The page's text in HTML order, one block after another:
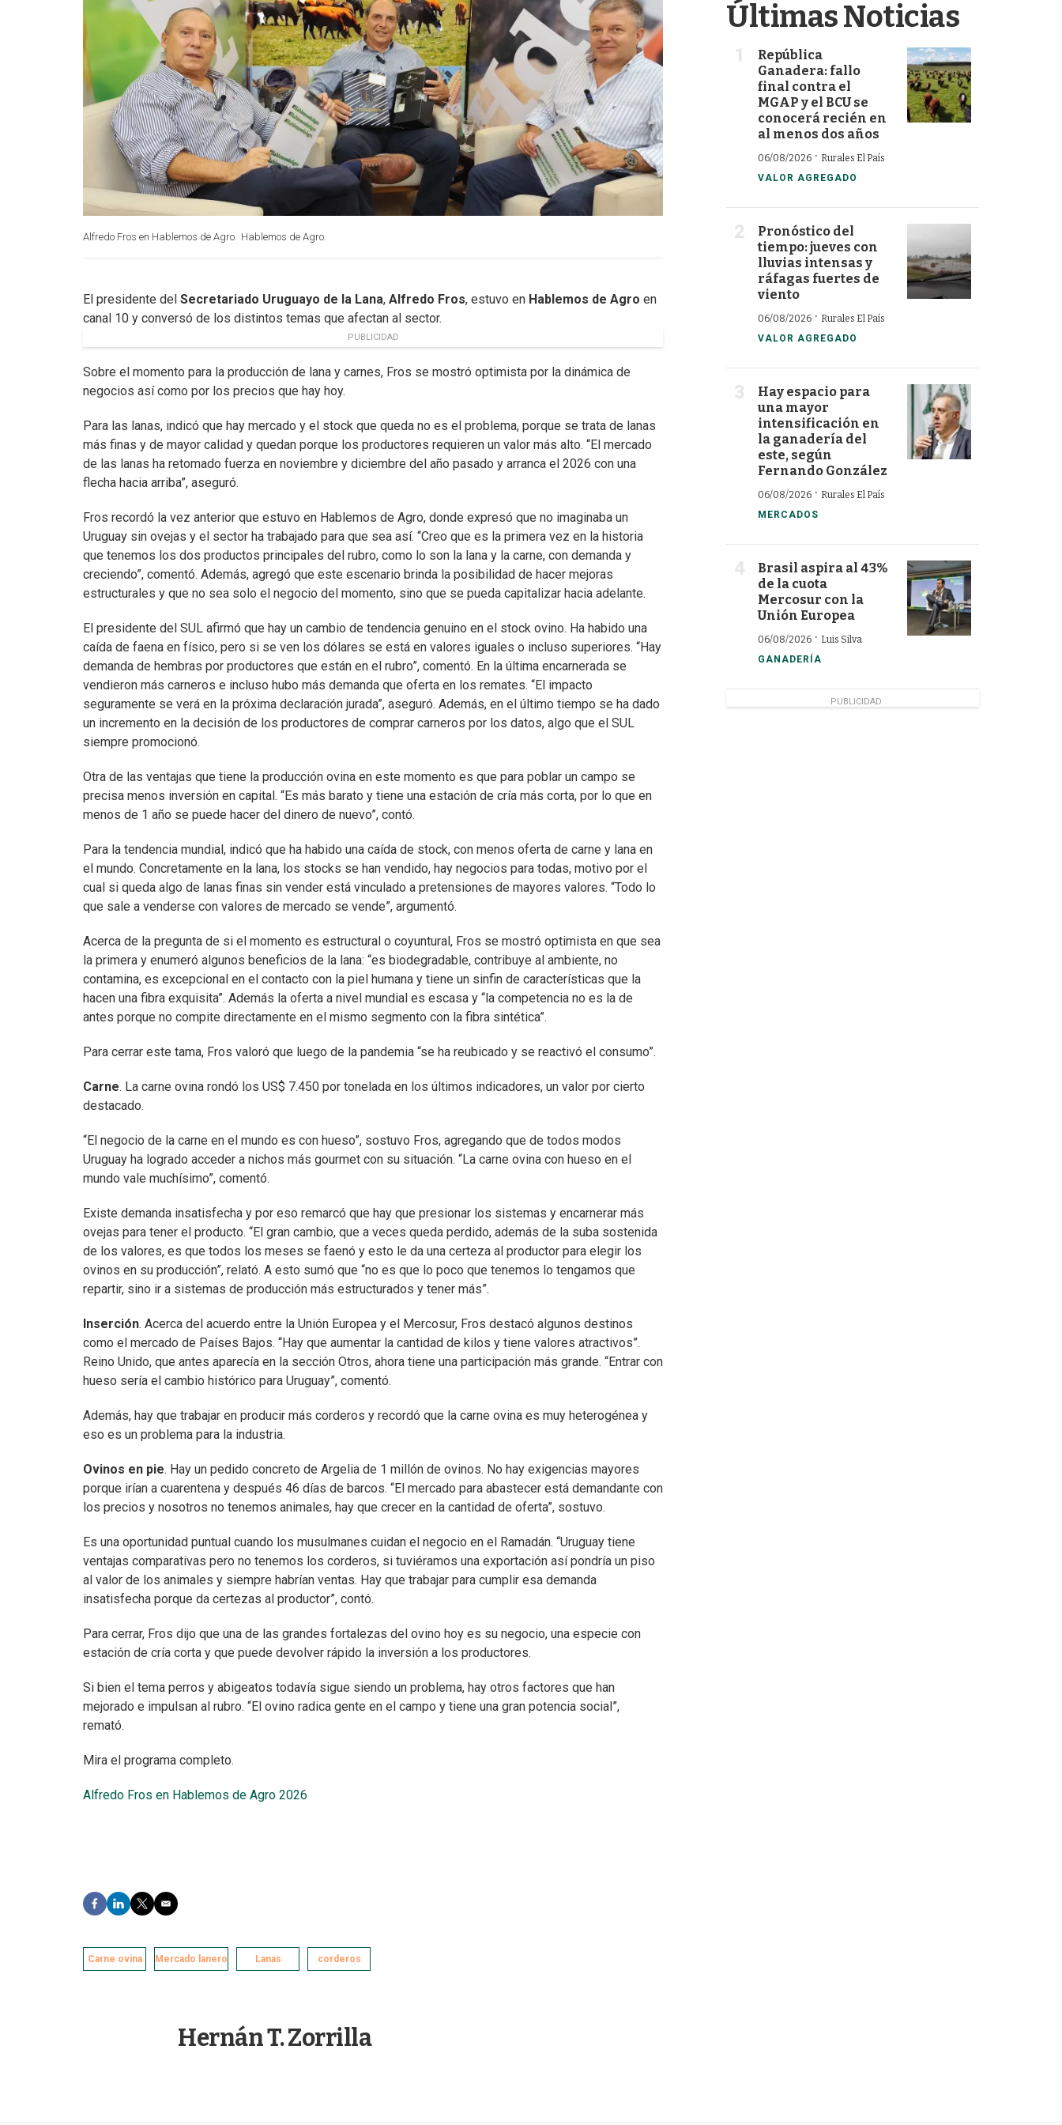
Alfredo Fros en Hablemos de Agro. Hablemos de Agro.
El presidente del Secretariado Uruguayo de la Lana, Alfredo Fros, estuvo en Hablemos de Agro en
canal 10 y conversó de los distintos temas que afectan al sector.
PUBLICIDAD
Sobre el momento para la producción de lana y carnes, Fros se mostró optimista por la dinámica de
negocios así como por los precios que hay hoy.
Para las lanas, indicó que hay mercado y el stock que queda no es el problema, porque se trata de lanas
más finas y de mayor calidad y quedan porque los productores requieren un valor más alto. “El mercado
de las lanas ha retomado fuerza en noviembre y diciembre del año pasado y arranca el 2026 con una
flecha hacia arriba”, aseguró.
Fros recordó la vez anterior que estuvo en Hablemos de Agro, donde expresó que no imaginaba un
Uruguay sin ovejas y el sector ha trabajado para que sea así. “Creo que es la primera vez en la historia
que tenemos los dos productos principales del rubro, como lo son la lana y la carne, con demanda y
creciendo”, comentó. Además, agregó que este escenario brinda la posibilidad de hacer mejoras
estructurales y que no sea solo el negocio del momento, sino que se pueda capitalizar hacia adelante.
El presidente del SUL afirmó que hay un cambio de tendencia genuino en el stock ovino. Ha habido una
caída de faena en físico, pero si se ven los dólares se está en valores iguales o incluso superiores. “Hay
demanda de hembras por productores que están en el rubro”, comentó. En la última encarnerada se
vendieron más carneros e incluso hubo más demanda que oferta en los remates. “El impacto
seguramente se verá en la próxima declaración jurada”, aseguró. Además, en el último tiempo se ha dado
un incremento en la decisión de los productores de comprar carneros por los datos, algo que el SUL
siempre promocionó.
Otra de las ventajas que tiene la producción ovina en este momento es que para poblar un campo se
precisa menos inversión en capital. “Es más barato y tiene una estación de cría más corta, por lo que en
menos de 1 año se puede hacer del dinero de nuevo”, contó.
Para la tendencia mundial, indicó que ha habido una caída de stock, con menos oferta de carne y lana en
el mundo. Concretamente en la lana, los stocks se han vendido, hay negocios para todas, motivo por el
cual si queda algo de lanas finas sin vender está vinculado a pretensiones de mayores valores. “Todo lo
que sale a venderse con valores de mercado se vende”, argumentó.
Acerca de la pregunta de si el momento es estructural o coyuntural, Fros se mostró optimista en que sea
la primera y enumeró algunos beneficios de la lana: “es biodegradable, contribuye al ambiente, no
contamina, es excepcional en el contacto con la piel humana y tiene un sinfin de características que la
hacen una fibra exquisita”. Además la oferta a nivel mundial es escasa y “la competencia no es la de
antes porque no compite directamente en el mismo segmento con la fibra sintética”.
Para cerrar este tama, Fros valoró que luego de la pandemia “se ha reubicado y se reactivó el consumo”.
Carne. La carne ovina rondó los US$ 7.450 por tonelada en los últimos indicadores, un valor por cierto
destacado.
“El negocio de la carne en el mundo es con hueso”, sostuvo Fros, agregando que de todos modos
Uruguay ha logrado acceder a nichos más gourmet con su situación. “La carne ovina con hueso en el
mundo vale muchísimo”, comentó.
Existe demanda insatisfecha y por eso remarcó que hay que presionar los sistemas y encarnerar más
ovejas para tener el producto. “El gran cambio, que a veces queda perdido, además de la suba sostenida
de los valores, es que todos los meses se faenó y esto le da una certeza al productor para elegir los
ovinos en su producción”, relató. A esto sumó que “no es que lo poco que tenemos lo tengamos que
repartir, sino ir a sistemas de producción más estructurados y tener más”.
Inserción. Acerca del acuerdo entre la Unión Europea y el Mercosur, Fros destacó algunos destinos
como el mercado de Países Bajos. “Hay que aumentar la cantidad de kilos y tiene valores atractivos”.
Reino Unido, que antes aparecía en la sección Otros, ahora tiene una participación más grande. “Entrar con
hueso sería el cambio histórico para Uruguay”, comentó.
Además, hay que trabajar en producir más corderos y recordó que la carne ovina es muy heterogénea y
eso es un problema para la industria.
Ovinos en pie. Hay un pedido concreto de Argelia de 1 millón de ovinos. No hay exigencias mayores
porque irían a cuarentena y después 46 días de barcos. “El mercado para abastecer está demandante con
los precios y nosotros no tenemos animales, hay que crecer en la cantidad de oferta”, sostuvo.
Es una oportunidad puntual cuando los musulmanes cuidan el negocio en el Ramadán. “Uruguay tiene
ventajas comparativas pero no tenemos los corderos, si tuviéramos una exportación así pondría un piso
al valor de los animales y siempre habrían ventas. Hay que trabajar para cumplir esa demanda
insatisfecha porque da certezas al productor”, contó.
Para cerrar, Fros dijo que una de las grandes fortalezas del ovino hoy es su negocio, una especie con
estación de cría corta y que puede devolver rápido la inversión a los productores.
Si bien el tema perros y abigeatos todavía sigue siendo un problema, hay otros factores que han
mejorado e impulsan al rubro. “El ovino radica gente en el campo y tiene una gran potencia social”,
remató.
Mira el programa completo.
Alfredo Fros en Hablemos de Agro 2026
F
a
e
b
L
i
k
e
T
w
t
t
E
m
i
l
Carne ovina Mercado lanero Lanas corderos
Hernán T. Zorrilla
Últimas Noticias
República
Ganadera: fallo
final contra el
MGAP y el BCU se
conocerá recién en
al menos dos años
06/08/2026 · Rurales El País
VALOR AGREGADO
Pronóstico del
tiempo: jueves con
lluvias intensas y
ráfagas fuertes de
viento
06/08/2026 · Rurales El País
VALOR AGREGADO
Hay espacio para
una mayor
intensificación en
la ganadería del
este, según
Fernando González
06/08/2026 · Rurales El País
MERCADOS
Brasil aspira al 43%
de la cuota
Mercosur con la
Unión Europea
06/08/2026 · Luis Silva
GANADERÍA
PUBLICIDAD